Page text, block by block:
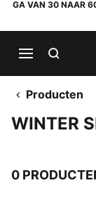
GA VAN 30 NAAR
Producten
WINTER
0